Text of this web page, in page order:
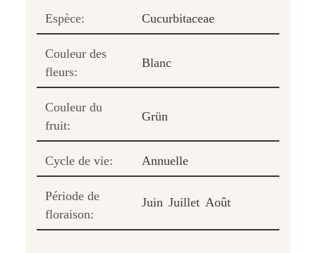
Espèce: Cucurbitaceae
Couleur des
fleurs:
Blanc
Couleur du
fruit:
Grün
Cycle de vie: Annuelle
Période de
floraison:
Juin Juillet Août